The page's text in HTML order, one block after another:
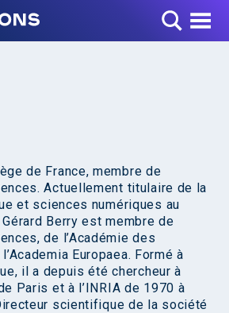
Toggle Menu
de France, membre de
Actuellement titulaire de la
et sciences numériques au
Berry est membre de
de l’Académie des
Europaea. Formé à
il a depuis été chercheur à
Paris et à l’INRIA de 1970 à
scientifique de la société